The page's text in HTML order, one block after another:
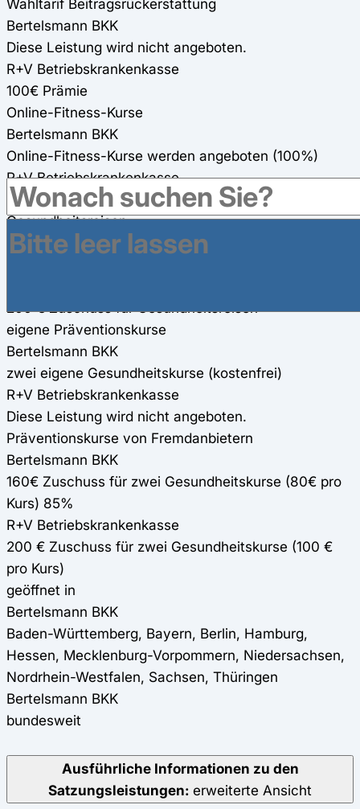
Wahltarif Beitragsrückerstattung
Bertelsmann BKK
Diese Leistung wird nicht angeboten.
R+V Betriebskrankenkasse
100€ Prämie
Online-Fitness-Kurse
Bertelsmann BKK
Online-Fitness-Kurse werden angeboten (100%)
R+V Betriebskrankenkasse
Online-Fitness-Kurse werden angeboten (100%)
Gesundheitsreisen
Bertelsmann BKK
200 € Zuschuss für Gesundheitsreisen
eigene Präventionskurse
Bertelsmann BKK
zwei eigene Gesundheitskurse (kostenfrei)
R+V Betriebskrankenkasse
Diese Leistung wird nicht angeboten.
Präventionskurse von Fremdanbietern
Bertelsmann BKK
160€ Zuschuss für zwei Gesundheitskurse (80€ pro
Kurs) 85%
R+V Betriebskrankenkasse
200 € Zuschuss für zwei Gesundheitskurse (100 €
pro Kurs)
geöffnet in
Bertelsmann BKK
Baden-Württemberg, Bayern, Berlin, Hamburg,
Hessen, Mecklenburg-Vorpommern, Niedersachsen,
Nordrhein-Westfalen, Sachsen, Thüringen
Bertelsmann BKK
bundesweit
Ausführliche Informationen zu den
Satzungsleistungen: erweiterte Ansicht